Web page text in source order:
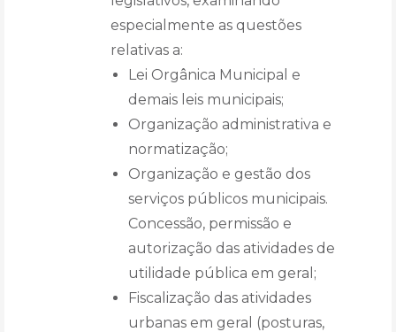
especialmente as questões
relativas a:
Lei Orgânica Municipal e
demais leis municipais;
Organização administrativa e
normatização;
Organização e gestão dos
serviços públicos municipais.
Concessão, permissão e
autorização das atividades de
utilidade pública em geral;
Fiscalização das atividades
urbanas em geral (posturas,